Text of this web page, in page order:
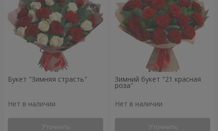
Букет "Зимняя страсть"
Нет в наличии
Уточнить
Зимний букет "21 красная
роза"
Нет в наличии
Уточнить